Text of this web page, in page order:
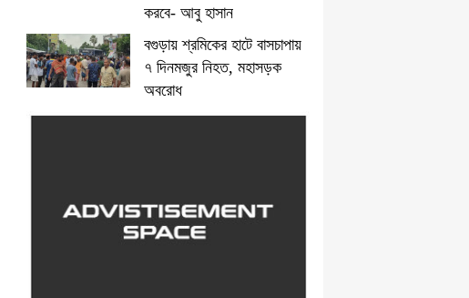
করবে- আবু হাসান
বগুড়ায় শ্রমিকের হাটে বাসচাপায়
৭ দিনমজুর নিহত, মহাসড়ক
অবরোধ